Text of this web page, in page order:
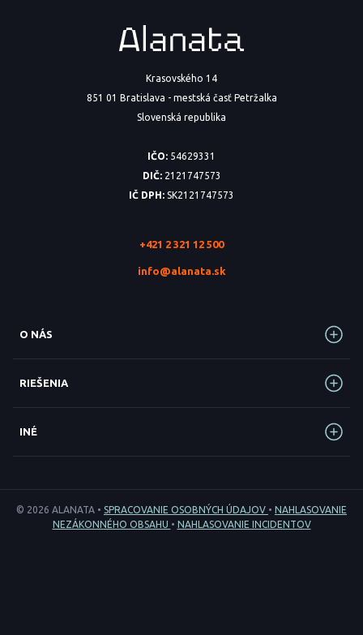
Krasovského 14
851 01 Bratislava - mestská časť Petržalka
Slovenská republika
IČO: 54629331
DIČ:2121747573
IČ DPH: SK2121747573
+421 2 321 12 500
info@alanata.sk
O NÁS
RIEŠENIA
INÉ
© 2026 ALANATA • SPRACOVANIE OSOBNÝCH ÚDAJOV • NAHLASOVANIE
NEZÁKONNÉHO OBSAHU • NAHLASOVANIE INCIDENTOV